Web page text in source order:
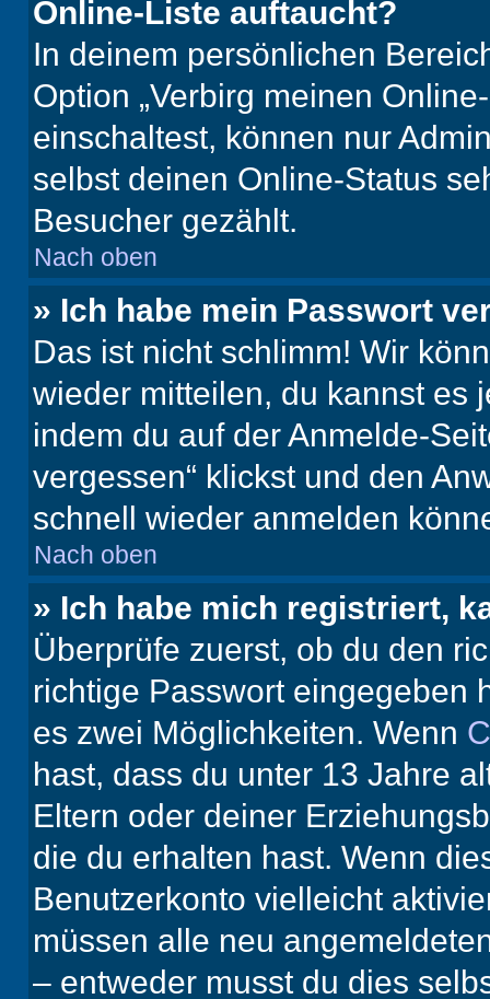
Online-Liste auftaucht?
In deinem persönlichen
Option „Verbirg meinen
einschaltest, können nur
selbst deinen Online-Status
Besucher gezählt.
Nach oben
» Ich habe mein Passwort
Das ist nicht schlimm! Wir
wieder mitteilen, du kannst es
indem du auf der Anmelde-
vergessen“ klickst und den
schnell wieder anmelden
Nach oben
» Ich habe mich registriert,
Überprüfe zuerst, ob du den
richtige Passwort eingegeben
es zwei Möglichkeiten. Wenn
hast, dass du unter 13 Jahre
Eltern oder deiner
die du erhalten hast. Wenn
Benutzerkonto vielleicht
müssen alle neu
– entweder musst du dies